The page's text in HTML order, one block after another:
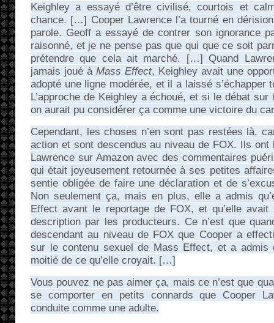
Keighley a essayé d’être civilisé, courtois et
chance. […] Cooper Lawrence l’a tourné en
parole. Geoff a essayé de contrer son ignorance
raisonné, et je ne pense pas que qui que ce soit
prétendre que cela ait marché. […] Quand
jamais joué à Mass Effect, Keighley avait une
adopté une ligne modérée, et il a laissé
L’approche de Keighley a échoué, et si le débat sur
on aurait pu considérer ça comme une victoire du
Cependant, les choses n’en sont pas restées là,
action et sont descendus au niveau de FOX. Ils ont
Lawrence sur Amazon avec des commentaires
qui était joyeusement retournée à ses petites
sentie obligée de faire une déclaration et de
Non seulement ça, mais en plus, elle a admis
Effect avant le reportage de FOX, et qu’elle
description par les producteurs. Ce n’est que
descendant au niveau de FOX que Cooper a
sur le contenu sexuel de Mass Effect, et a admis
moitié de ce qu’elle croyait. […]
Vous pouvez ne pas aimer ça, mais ce n’est que
se comporter en petits connards que Cooper
conduite comme une adulte.